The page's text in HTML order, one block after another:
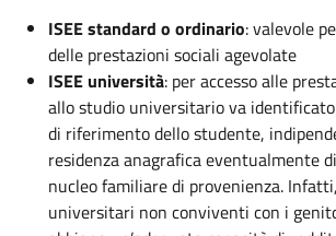
ISEE standard o ordinario: valevole
delle prestazioni sociali agevolate
ISEE università: per accesso alle
allo studio universitario va
di riferimento dello studente,
residenza anagrafica eventualmente
nucleo familiare di provenienza.
universitari non conviventi con i